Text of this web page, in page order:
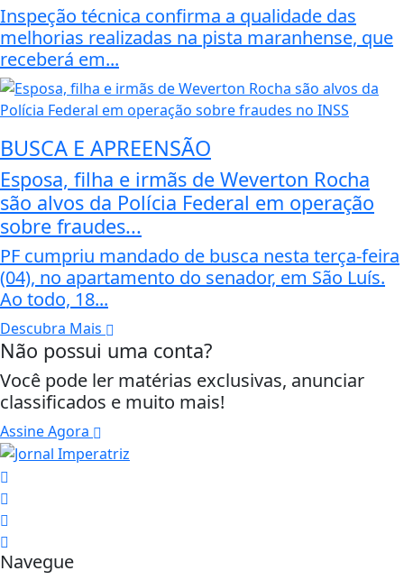
Inspeção técnica confirma a qualidade das
melhorias realizadas na pista maranhense, que
receberá em...
BUSCA E APREENSÃO
Esposa, filha e irmãs de Weverton Rocha
são alvos da Polícia Federal em operação
sobre fraudes...
PF cumpriu mandado de busca nesta terça-feira
(04), no apartamento do senador, em São Luís.
Ao todo, 18...
Descubra Mais
Não possui uma conta?
Você pode ler matérias exclusivas, anunciar
classificados e muito mais!
Assine Agora
Navegue